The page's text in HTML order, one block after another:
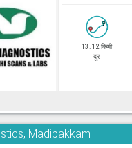
13.12 किमी
दूर
Madipakkam